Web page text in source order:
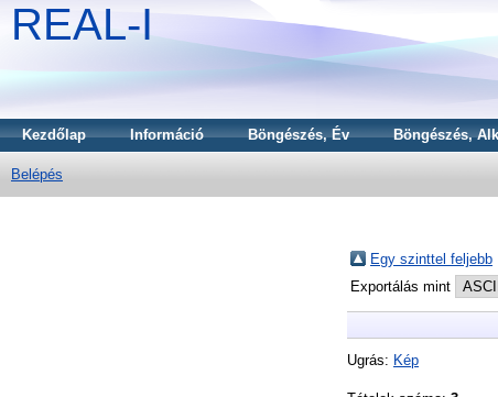
REAL-I
Kezdőlap Információ Böngészés, Év Böngészés,
Belépés
Egy szinttel feljebb
Exportálás mint
Ugrás: Kép